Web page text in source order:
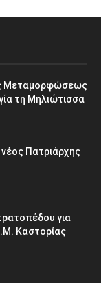
Μεταμορφώσεως
τη Μηλιώτισσα
Πατριάρχης
για
Καστορίας